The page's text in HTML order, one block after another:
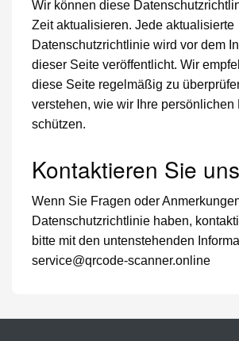
Wir können diese
Zeit aktualisieren. Jede aktualisierte
Datenschutzrichtlinie wird vor dem
dieser Seite veröffentlicht. Wir
diese Seite regelmäßig zu
verstehen, wie wir Ihre persönlichen
schützen.
Kontaktieren Sie uns
Wenn Sie Fragen oder
Datenschutzrichtlinie haben,
bitte mit den untenstehenden
service@qrcode-scanner.online